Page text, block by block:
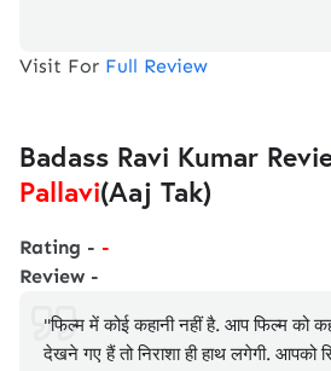
Visit For Full Review
Badass Ravi Kumar
Pallavi(Aaj Tak)
Rating - -
Review -
"फिल्म में कोई कहानी नहीं है. आप फिल्म को
देखने गए हैं तो निराशा ही हाथ लगेगी.